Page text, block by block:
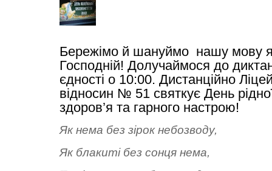
Бережімо й шануймо  нашу мову
Господній! Долучаймося до
єдності о 10:00. Дистанційно
відносин № 51 святкує День
здоров’я та гарного настрою!
Як нема без зірок небозводу,
Як блакиті без сонця нема,